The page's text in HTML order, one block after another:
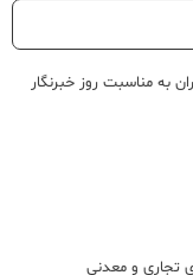
به مناسبت روز خبرنگار
تجاری و معدنی